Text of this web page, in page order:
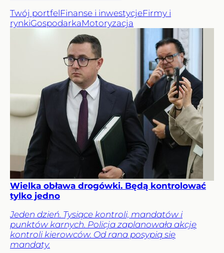
Twój portfelFinanse i inwestycjeFirmy i
rynkiGospodarkaMotoryzacja
Wielka obława drogówki. Będą kontrolować
tylko jedno
Jeden dzień. Tysiące kontroli, mandatów i
punktów karnych. Policja zaplanowała akcję
kontroli kierowców. Od rana posypią się
mandaty.